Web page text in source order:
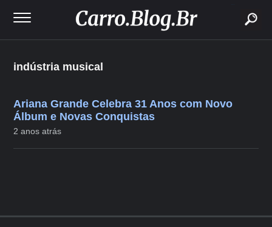
indústria musical
Ariana Grande Celebra 31 Anos com Novo
Álbum e Novas Conquistas
2 anos atrás